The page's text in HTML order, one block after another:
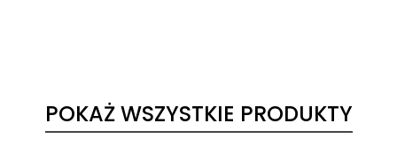
POKAŻ WSZYSTKIE PRODUKTY